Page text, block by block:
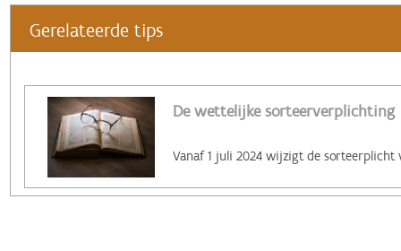
Gerelateerde tips
De wettelijke sorteerverplichting